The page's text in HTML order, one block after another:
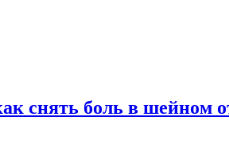
снять боль в шейном